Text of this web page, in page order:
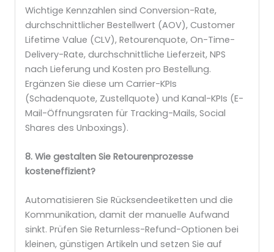
Wichtige Kennzahlen sind Conversion-Rate,
durchschnittlicher Bestellwert (AOV), Customer
Lifetime Value (CLV), Retourenquote, On-Time-
Delivery-Rate, durchschnittliche Lieferzeit, NPS
nach Lieferung und Kosten pro Bestellung.
Ergänzen Sie diese um Carrier-KPIs
(Schadenquote, Zustellquote) und Kanal-KPIs (E-
Mail-Öffnungsraten für Tracking-Mails, Social
Shares des Unboxings).
8. Wie gestalten Sie Retourenprozesse
kosteneffizient?
Automatisieren Sie Rücksendeetiketten und die
Kommunikation, damit der manuelle Aufwand
sinkt. Prüfen Sie Returnless-Refund-Optionen bei
kleinen, günstigen Artikeln und setzen Sie auf